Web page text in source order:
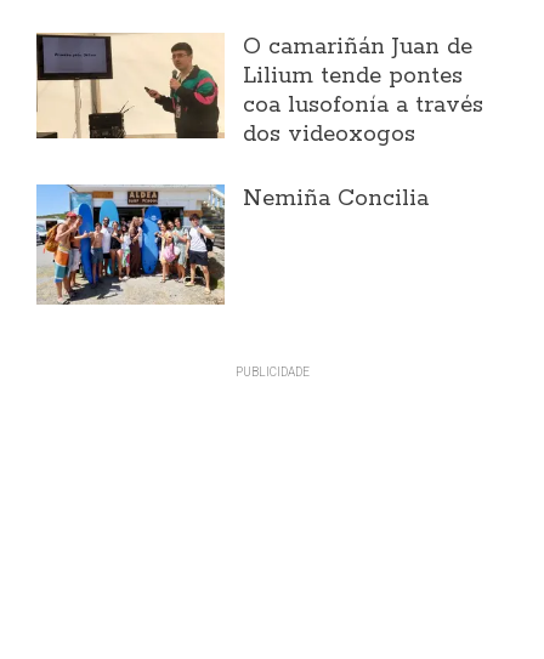
O camariñán Juan de
Lilium tende pontes
coa lusofonía a través
dos videoxogos
Nemiña Concilia